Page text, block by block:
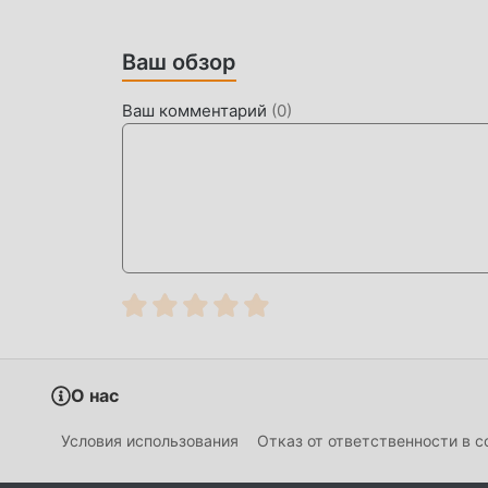
УНИКАЛЬНЫЙ МОД
Традиционная игра arcade требует, чтобы
СКАЧАТЬ СЕЙЧАС
Ваш обзор
Ваш комментарий (0)
О нас
Условия использования Отказ от ответственности